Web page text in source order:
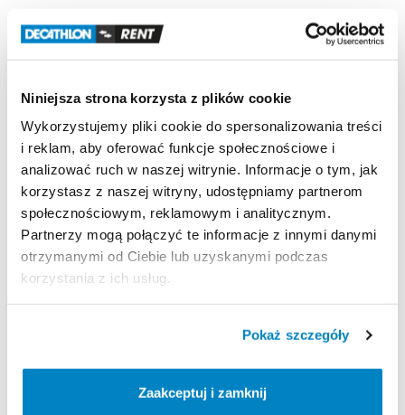
Niniejsza strona korzysta z plików cookie
Wykorzystujemy pliki cookie do spersonalizowania treści
i reklam, aby oferować funkcje społecznościowe i
analizować ruch w naszej witrynie. Informacje o tym, jak
korzystasz z naszej witryny, udostępniamy partnerom
społecznościowym, reklamowym i analitycznym.
Partnerzy mogą połączyć te informacje z innymi danymi
otrzymanymi od Ciebie lub uzyskanymi podczas
korzystania z ich usług.
Pokaż szczegóły
Zaakceptuj i zamknij
Waga: 22 kg
pompka.
Zasady wypożyczenia
REGULAMIN
Regulamin wypożyczalni
Nie pobieramy kaucji za wypożyczenie tego